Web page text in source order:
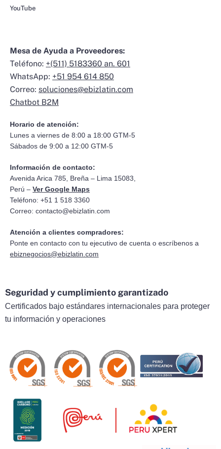
YouTube
Mesa de Ayuda a Proveedores:
Teléfono: +(511) 5183360 an. 601
WhatsApp: +51 954 614 850
Correo: soluciones@ebizlatin.com
Chatbot B2M
Horario de atención:
Lunes a viernes de 8:00 a 18:00 GTM-5
Sábados de 9:00 a 12:00 GTM-5
Información de contacto:
Avenida Arica 785, Breña – Lima 15083,
Perú – Ver Google Maps
Teléfono: +51 1 518 3360
Correo: contacto@ebizlatin.com
Atención a clientes compradores:
Ponte en contacto con tu ejecutivo de cuenta o escríbenos a
ebiznegocios@ebizlatin.com
Seguridad y cumplimiento garantizado
Certificados bajo estándares internacionales para proteger
tu información y operaciones